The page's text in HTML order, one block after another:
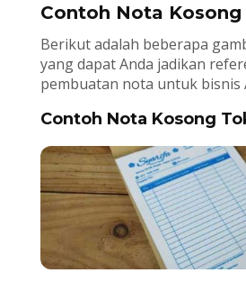
Contoh Nota Kosong
Berikut adalah beberapa
yang dapat Anda jadikan
pembuatan nota untuk bisnis
Contoh Nota Kosong